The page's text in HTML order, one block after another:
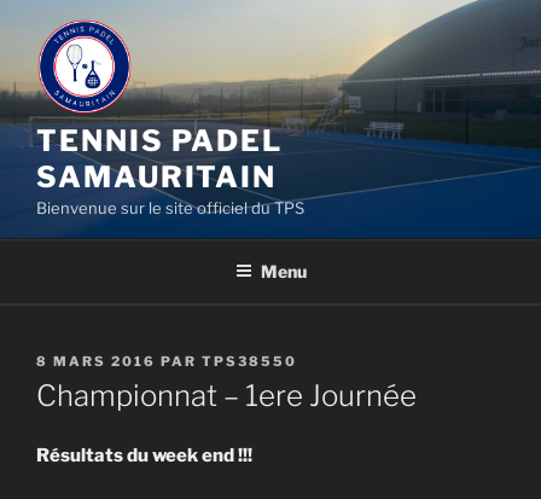
contenu
principal
TENNIS PADEL
SAMAURITAIN
Bienvenue sur le site officiel du TPS
Menu
PUBLIÉ
LE
8 MARS 2016 PAR TPS38550
Championnat – 1ere Journée
Résultats du week end !!!